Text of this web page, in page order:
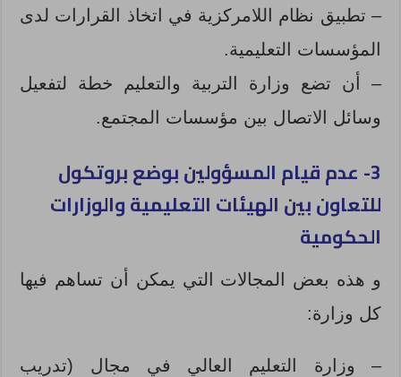
– تطبيق نظام اللامركزية في اتخاذ القرارات لدى
المؤسسات التعليمية.
– أن تضع وزارة التربية والتعليم خطة لتفعيل
وسائل الاتصال بين مؤسسات المجتمع.
3- عدم قيام المسؤولين بوضع بروتكول
للتعاون بين الهيئات التعليمية والوزارات
الحكومية
و هذه بعض المجالات التي يمكن أن تساهم فيها
كل وزارة:
– وزارة التعليم العالي في مجال (تدريب